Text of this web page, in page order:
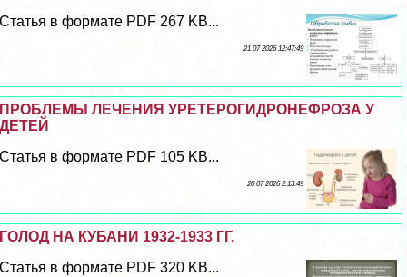
Статья в формате PDF 267 KB...
21 07 2026 12:47:49
ПРОБЛЕМЫ ЛЕЧЕНИЯ УРЕТЕРОГИДРОНЕФРОЗА У
ДЕТЕЙ
Статья в формате PDF 105 KB...
20 07 2026 2:13:49
ГОЛОД НА КУБАНИ 1932-1933 ГГ.
Статья в формате PDF 320 KB...